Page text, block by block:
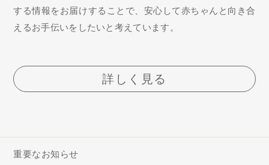
する情報をお届けすることで、安心して赤ちゃんと向き合
えるお手伝いをしたいと考えています。
詳しく見る
重要なお知らせ